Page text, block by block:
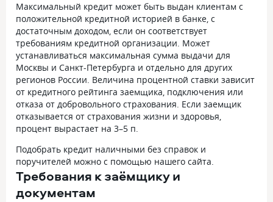
Максимальный кредит может быть выдан клиентам с
положительной кредитной историей в банке, с
достаточным доходом, если он соответствует
требованиям кредитной организации. Может
устанавливаться максимальная сумма выдачи для
Москвы и Санкт-Петербурга и отдельно для других
регионов России. Величина процентной ставки зависит
от кредитного рейтинга заемщика, подключения или
отказа от добровольного страхования. Если заемщик
отказывается от страхования жизни и здоровья,
процент вырастает на 3–5 п.
Подобрать кредит наличными без справок и
поручителей можно с помощью нашего сайта.
Требования к заёмщику и
документам